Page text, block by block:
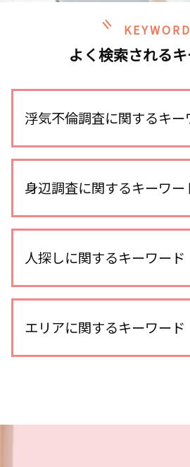
KEYWORD
よく検索される
浮気不倫調査に関するキー
不倫調査 いくら かかった
浮気調査 gps
浮気 慰謝料 時効
浮気調査 line
不倫調査 gps 小型
探偵 gps 違法
身辺調査に関するキーワー
身辺調査 内定取り消し
身辺調査 どこまでわかる 結
身辺調査 価格
身辺調査 個人情報
人探しに関するキーワード
人探し 自力
探偵 人探し 方法
人探し 情報
エリアに関するキーワード
川越市 浮気不倫調査